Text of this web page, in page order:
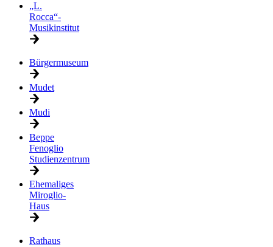
„L.
Rocca“-
Musikinstitut
Bürgermuseum
Mudet
Mudi
Beppe
Fenoglio
Studienzentrum
Ehemaliges
Miroglio-
Haus
Rathaus